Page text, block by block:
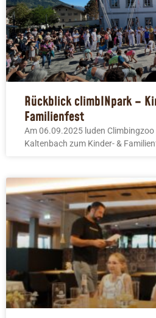
Rückblick climbINpark –
Familienfest
Am 06.09.2025 luden
Kaltenbach zum Kinder- &